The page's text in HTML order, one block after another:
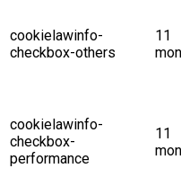
cookielawinfo-
checkbox-others
11
cookielawinfo-
checkbox-
performance
11